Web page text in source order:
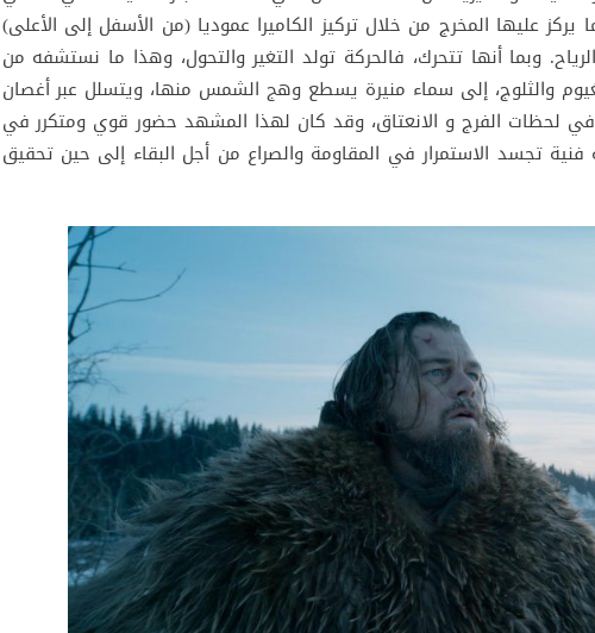
يركز عليها المخرج من خلال تركيز الكاميرا عموديا (من الأسفل إلى الأعلى)
وبما أنها تتحرك، فالحركة تولد التغير والتحول، وهذا ما نستشفه من
والثلوج، إلى سماء منيرة يسطع وهج الشمس منها، ويتسلل عبر أغصان
لحظات الفرج و الانعتاق، وقد كان لهذا المشهد حضور قوي ومتكرر في
تجسد الاستمرار في المقاومة والصراع من أجل البقاء إلى حين تحقيق